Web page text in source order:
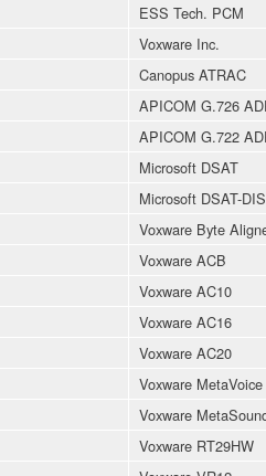
ESS Tech. PCM
Voxware Inc.
Canopus ATRAC
APICOM G.726
APICOM G.722
Microsoft DSAT
Microsoft DSAT-
Voxware Byte
Voxware ACB
Voxware AC10
Voxware AC16
Voxware AC20
Voxware MetaVoice
Voxware
Voxware RT29HW